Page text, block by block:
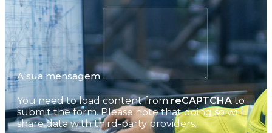
A sua mensagem
You need to load content fromreCAPTCHAto
submit the form. Please note that doing so will
share data with third-party providers.